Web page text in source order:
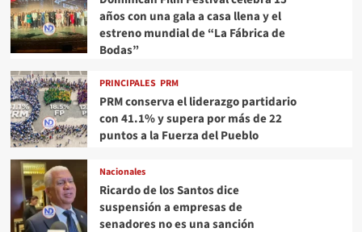
años con una gala a casa llena y el
estreno mundial de “La Fábrica de
Bodas”
PRINCIPALES PRM
PRM conserva el liderazgo partidario
con 41.1% y supera por más de 22
puntos a la Fuerza del Pueblo
Nacionales
Ricardo de los Santos dice
suspensión a empresas de
senadores no es una sanción